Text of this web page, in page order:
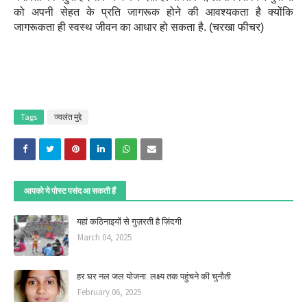
को अपनी सेहत के प्रति जागरूक होने की आवश्यकता है क्योंकि
जागरूकता ही स्वस्थ जीवन का आधार हो सकता है. (चरखा फीचर)
Tags ज्वलंत मुद्दे
आपको ये पोस्ट पसंद आ सकती हैं
यहां कठिनाइयों से गुज़रती है ज़िंदगी
March 04, 2025
हर घर नल जल योजना: लक्ष्य तक पहुंचने की चुनौती
February 06, 2025